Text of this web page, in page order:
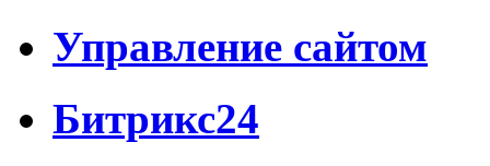
Управление сайтом
Битрикс24